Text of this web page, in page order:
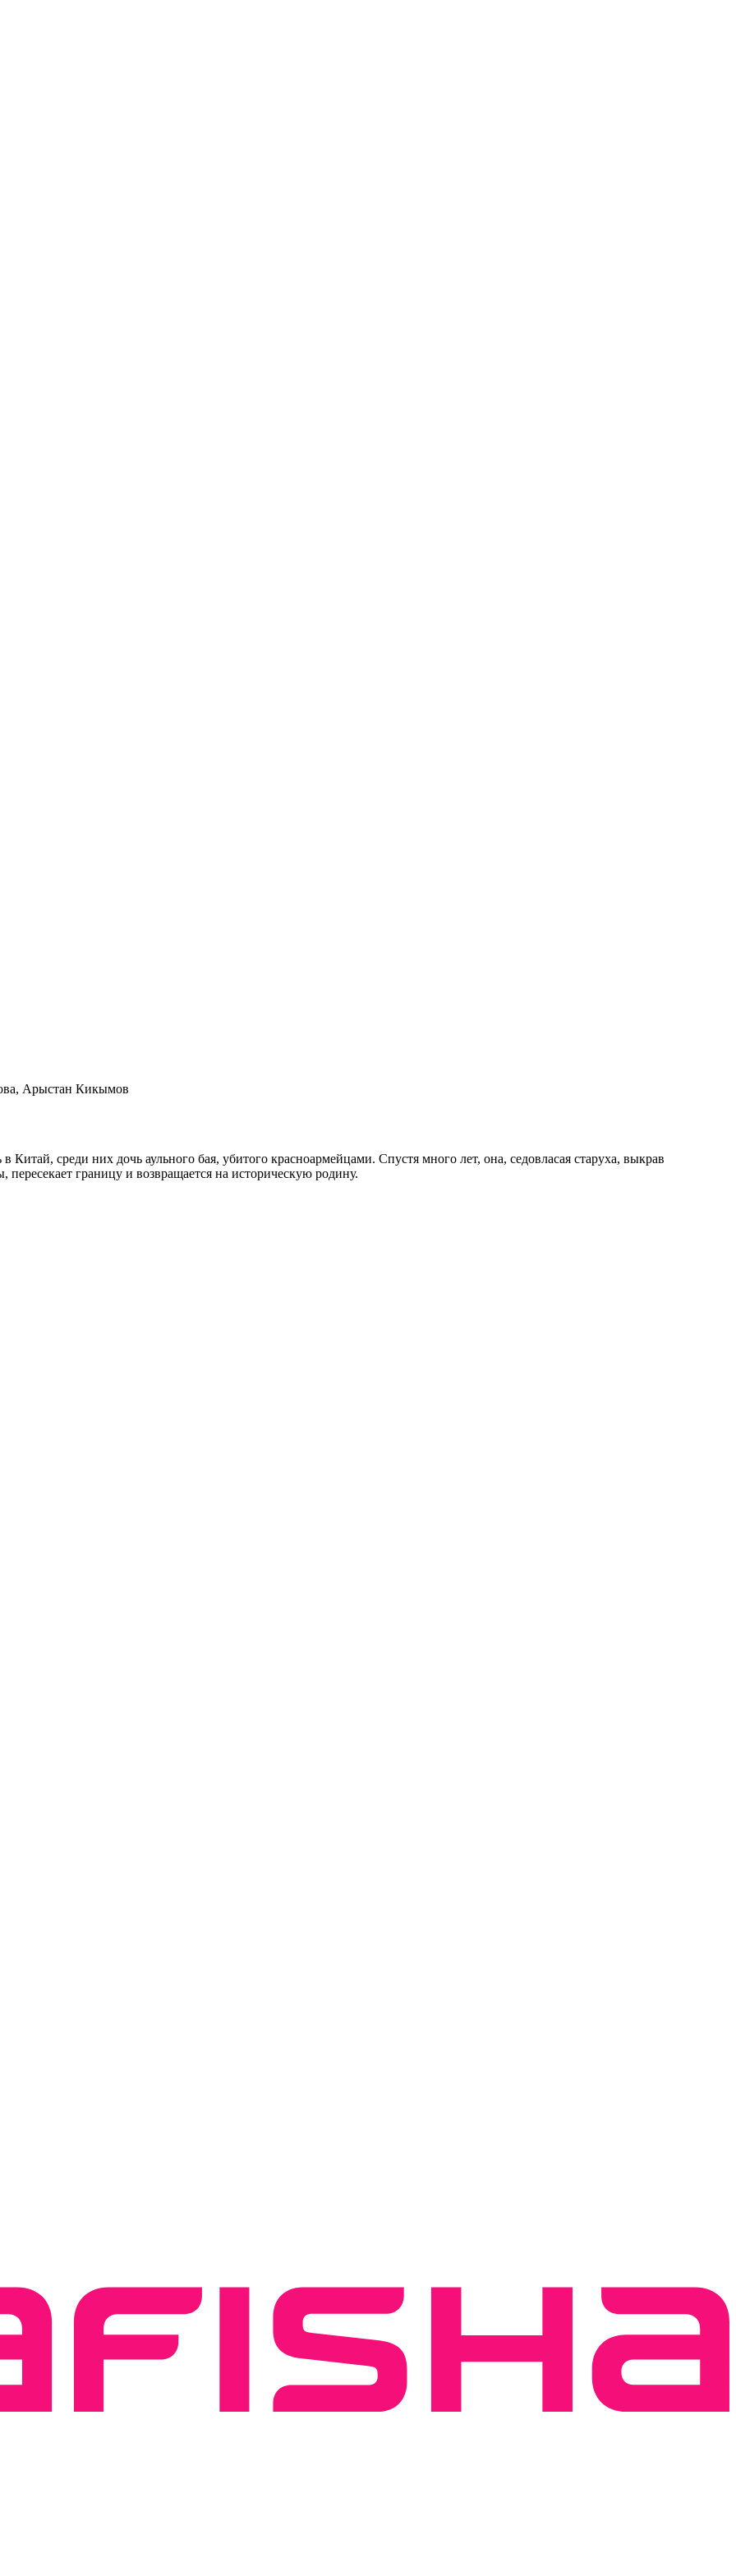
Арыстан Кикымов
Китай, среди них дочь аульного бая, убитого красноармейцами. Спустя много лет, она, седовласая старуха, выкрав
пересекает границу и возвращается на историческую родину.